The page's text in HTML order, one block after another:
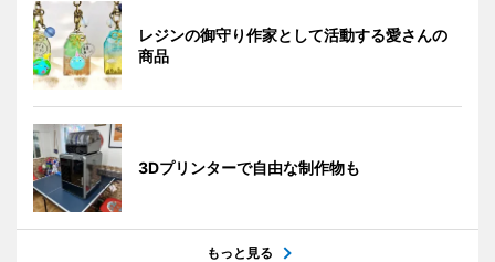
レジンの御守り作家として活動する愛さんの
商品
3Dプリンターで自由な制作物も
もっと見る